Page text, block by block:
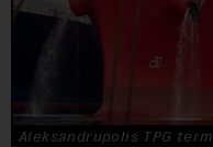
Aleksandrupolis TPG